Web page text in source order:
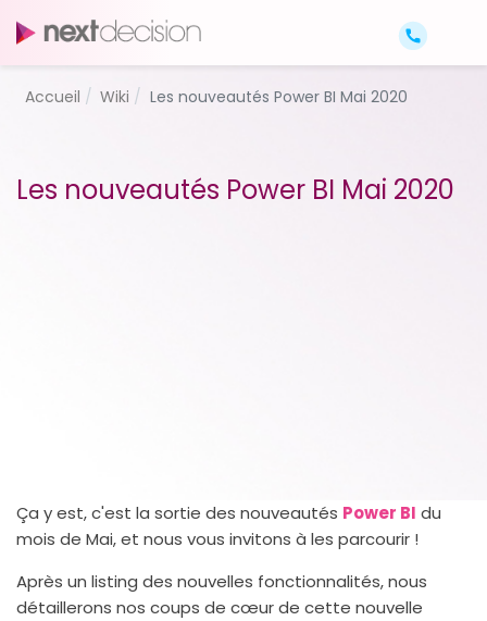
Accueil Wiki Les nouveautés Power BI Mai 2020
Les nouveautés Power BI Mai 2020
Ça y est, c'est la sortie des nouveautés Power BI du
mois de Mai, et nous vous invitons à les parcourir !
Après un listing des nouvelles fonctionnalités, nous
détaillerons nos coups de cœur de cette nouvelle